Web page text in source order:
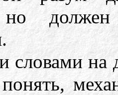
но
словами на